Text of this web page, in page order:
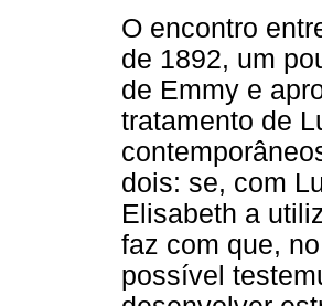
O encontro
de 1892, um
de Emmy e
tratamento de
dois: se, com
Elisabeth a
faz com que,
possível